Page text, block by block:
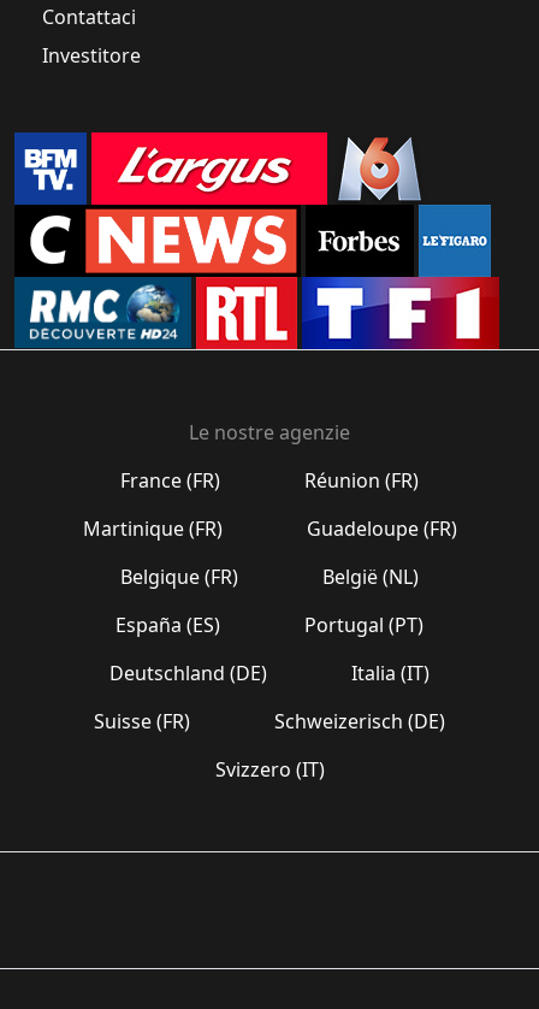
Contattaci
Investitore
Le nostre agenzie
France (FR)
Réunion (FR)
Martinique (FR)
Guadeloupe (FR)
Belgique (FR)
België (NL)
España (ES)
Portugal (PT)
Deutschland (DE)
Italia (IT)
Suisse (FR)
Schweizerisch (DE)
Svizzero (IT)